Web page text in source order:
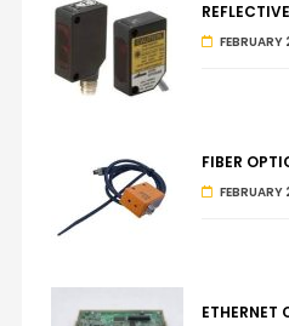
FIBER
ETHERNET